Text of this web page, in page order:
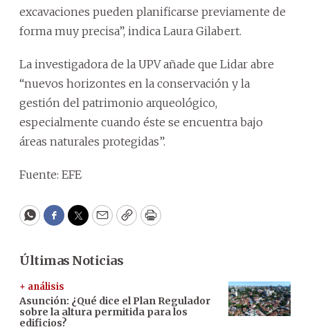
excavaciones pueden planificarse previamente de
forma muy precisa”, indica Laura Gilabert.
La investigadora de la UPV añade que Lidar abre
“nuevos horizontes en la conservación y la
gestión del patrimonio arqueológico,
especialmente cuando éste se encuentra bajo
áreas naturales protegidas”.
Fuente: EFE
WhatsApp
Facebook
Twitter
EmailCopyPrint
Últimas Noticias
+ análisis
Asunción: ¿Qué dice el Plan Regulador
sobre la altura permitida para los
edificios?